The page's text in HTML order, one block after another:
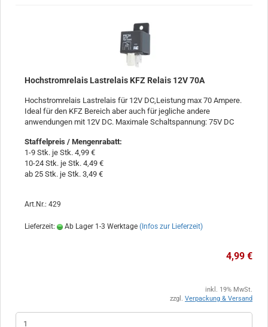
Hochstromrelais Lastrelais KFZ Relais 12V 70A
Hochstromrelais Lastrelais für 12V DC,Leistung max 70 Ampere.
Ideal für den KFZ Bereich aber auch für jegliche andere
anwendungen mit 12V DC. Maximale Schaltspannung: 75V DC
Staffelpreis / Mengenrabatt:
1-9 Stk. je Stk. 4,99 €
10-24 Stk. je Stk. 4,49 €
ab 25 Stk. je Stk. 3,49 €
Art.Nr.: 429
Lieferzeit: Ab Lager 1-3 Werktage (Infos zur Lieferzeit)
4,99 €
inkl. 19% MwSt.
zzgl. Verpackung & Versand